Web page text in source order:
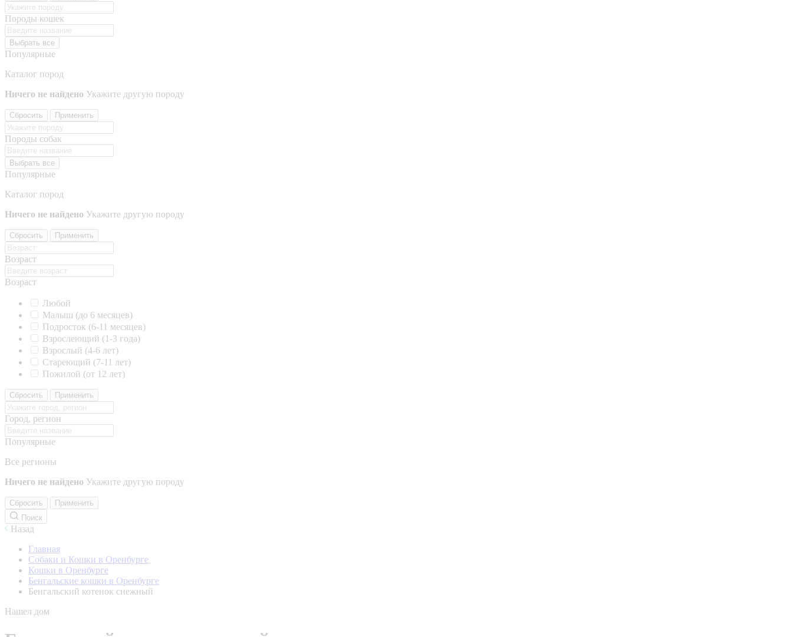
Породы кошек
Выбрать все
Популярные
Каталог пород
Ничего не найдено Укажите другую породу
Сбросить Применить
Породы собак
Выбрать все
Популярные
Каталог пород
Ничего не найдено Укажите другую породу
Сбросить Применить
Возраст
Возраст
Любой
Малыш (до 6 месяцев)
Подросток (6-11 месяцев)
Взрослеющий (1-3 года)
Взрослый (4-6 лет)
Стареющий (7-11 лет)
Пожилой (от 12 лет)
Сбросить Применить
Город, регион
Популярные
Все регионы
Ничего не найдено Укажите другую породу
Сбросить
Применить
Поиск
Назад
Главная
Собаки и Кошки в Оренбурге
Кошки в Оренбурге
Бенгальские кошки в Оренбурге
Бенгальский котенок снежный
Нашел дом